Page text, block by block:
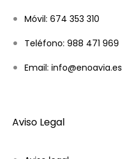
Móvil: 674 353 310
Teléfono: 988 471 969
Email: info@enoavia.es
Aviso Legal